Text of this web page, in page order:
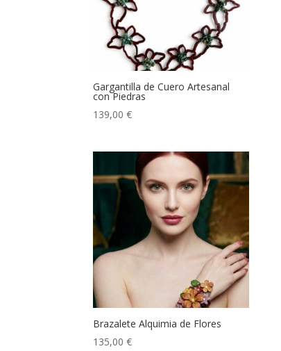
Gargantilla de Cuero Artesanal
con Piedras
139,00€
Brazalete Alquimia de Flores
135,00€